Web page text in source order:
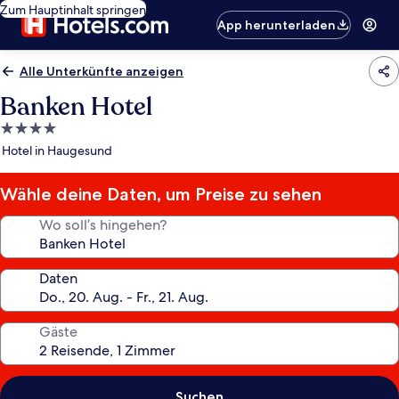
Zum Hauptinhalt springen
App herunterladen
Alle Unterkünfte anzeigen
Banken Hotel
4.0-
Sterne-
Hotel in Haugesund
Wähle deine Daten, um Preise zu sehen
Wo soll’s hingehen?
Daten
Gäste